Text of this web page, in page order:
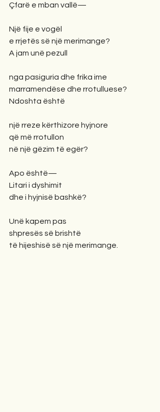
Çfarë e mban vallë—
Një fije e vogël
e rrjetës së një merimange?
A jam unë pezull
nga pasiguria dhe frika ime
marramendëse dhe rrotulluese?
Ndoshta është
një rreze kërthizore hyjnore
që më rrotullon
në një gëzim të egër?
Apo është—
Litari i dyshimit
dhe i hyjnisë bashkë?
Unë kapem pas
shpresës së brishtë
të hijeshisë së një merimange.